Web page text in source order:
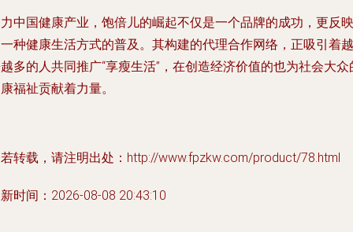
中国健康产业，饱倍儿的崛起不仅是一个品牌的成功，更反映
种健康生活方式的普及。其构建的代理合作网络，正吸引着越
多的人共同推广“享瘦生活”，在创造经济价值的也为社会大众
福祉贡献着力量。
转载，请注明出处：http://www.fpzkw.com/product/78.html
时间：2026-08-08 20:43:10